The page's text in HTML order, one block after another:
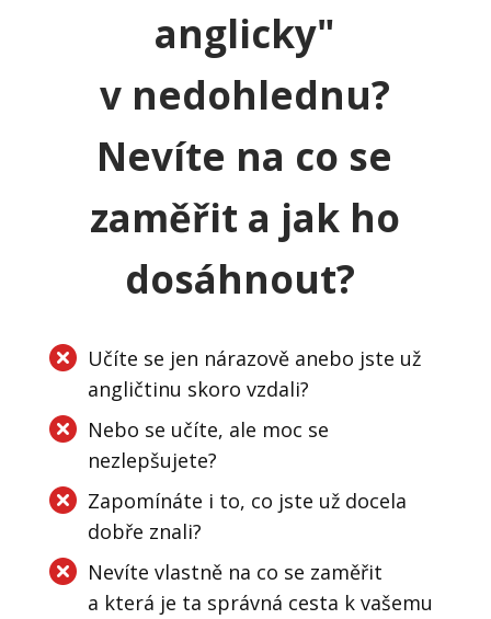
anglicky"
v nedohlednu?
Nevíte na co se
zaměřit a jak ho
dosáhnout?
Učíte se jen nárazově anebo jste už
angličtinu skoro vzdali?
Nebo se učíte, ale moc se
nezlepšujete?
Zapomínáte i to, co jste už docela
dobře znali?
Nevíte vlastně na co se zaměřit
a která je ta správná cesta k vašemu